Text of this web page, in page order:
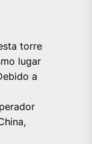
torre
lugar
a